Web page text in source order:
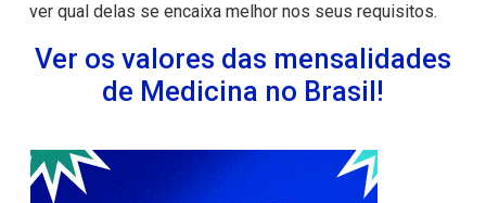
ver qual delas se encaixa melhor nos seus requisitos.
Ver os valores das mensalidades
de Medicina no Brasil!